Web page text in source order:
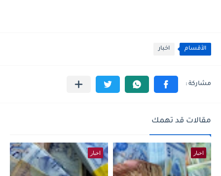
الأقسام اخبار
مقالات قد تهمك
اخبار اخبار